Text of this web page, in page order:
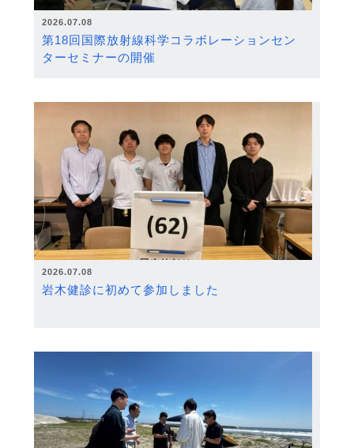
2026.07.08
第18回国際放射線科学コラボレーションセン
ターセミナーの開催
2026.07.08
岩木健診に初めて参加しました